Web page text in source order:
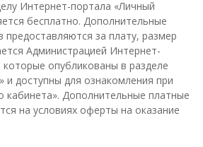
Интернет-портала «Личный
бесплатно. Дополнительные
предоставляются за плату, размер
Администрацией Интернет-
которые опубликованы в разделе
и доступны для ознакомления при
кабинета». Дополнительные платные
на условиях оферты на оказание